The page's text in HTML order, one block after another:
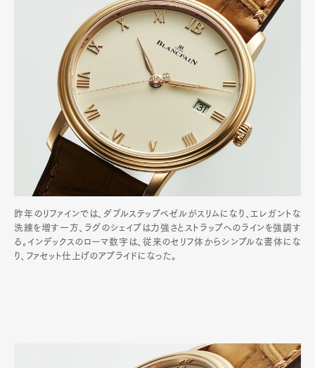
昨年のリファインでは、ダブルステップベゼルがスリムになり、エレガントな
洗練を増す一方、ラグのシェイプは力強さとストラップへのラインを強調す
る。インデックスのローマ数字は、従来のセリフ体からシンプルな書体にな
り、ファセット仕上げのアプライドになった。